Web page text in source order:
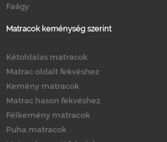
Faágy
Matracok keménység szerint
Kétoldalas matracok
Matrac oldalt fekvéshez
Kemény matracok
Matrac hason fekvéshez
Félkemény matracok
Puha matracok